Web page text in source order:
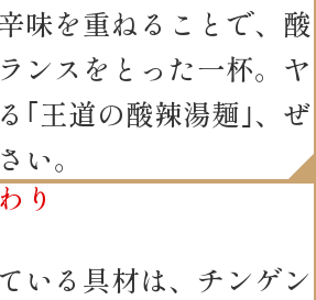
味を重ねることで、酸
ンスをとった一杯。ヤ
｢王道の酸辣湯麺｣、ぜ
い。
り
いる具材は、チンゲン